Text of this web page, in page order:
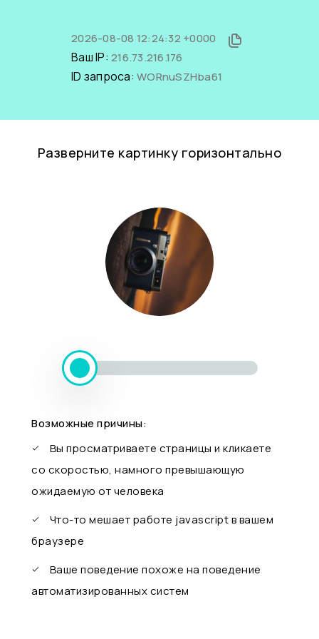
2026-08-08 12:24:32 +0000
Ваш IP: 216.73.216.176
ID запроса: WORnuSZHba61
Разверните картинку горизонтально
Возможные причины:
Вы просматриваете страницы и кликаете
со скоростью, намного превышающую
ожидаемую от человека
Что-то мешает работе javascript в вашем
браузере
Ваше поведение похоже на поведение
автоматизированных систем